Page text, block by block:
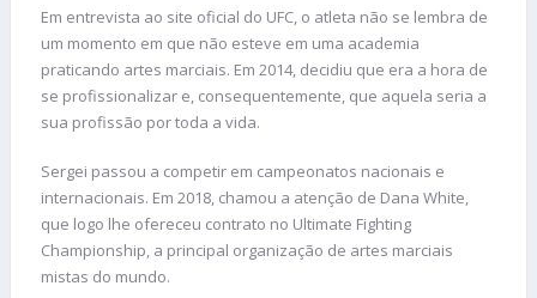
Em entrevista ao site oficial do UFC, o atleta não se lembra de
um momento em que não esteve em uma academia
praticando artes marciais. Em 2014, decidiu que era a hora de
se profissionalizar e, consequentemente, que aquela seria a
sua profissão por toda a vida.
Sergei passou a competir em campeonatos nacionais e
internacionais. Em 2018, chamou a atenção de Dana White,
que logo lhe ofereceu contrato no Ultimate Fighting
Championship, a principal organização de artes marciais
mistas do mundo.